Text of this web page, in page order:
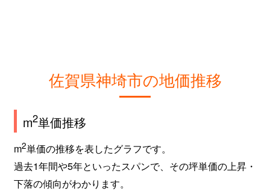
佐賀県神埼市の地価推移
m2単価推移
m2単価の推移を表したグラフです。
過去1年間や5年といったスパンで、その坪単価の上昇・
下落の傾向がわかります。